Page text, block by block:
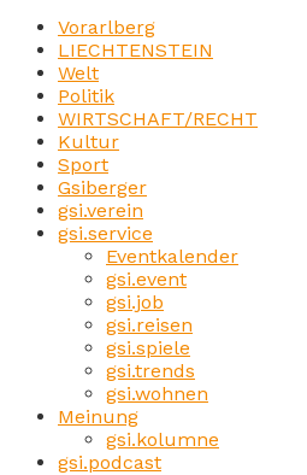
Vorarlberg
LIECHTENSTEIN
Welt
Politik
WIRTSCHAFT/RECHT
Kultur
Sport
Gsiberger
gsi.verein
gsi.service
Eventkalender
gsi.event
gsi.job
gsi.reisen
gsi.spiele
gsi.trends
gsi.wohnen
Meinung
gsi.kolumne
gsi.podcast